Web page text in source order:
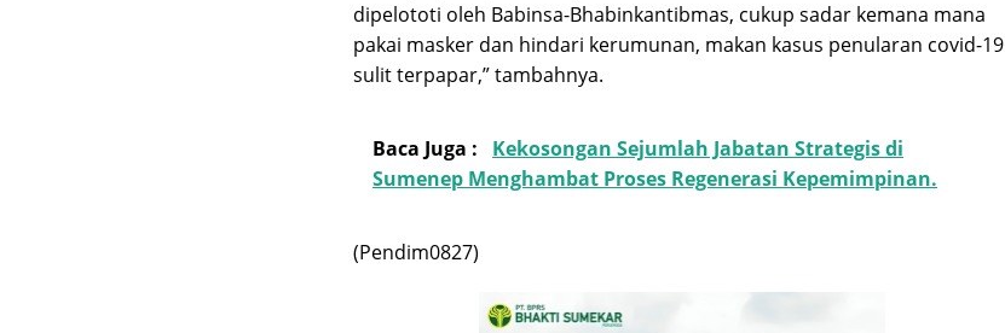
dipelototi oleh Babinsa-Bhabinkantibmas, cukup sadar kemana mana
pakai masker dan hindari kerumunan, makan kasus penularan covid-19
sulit terpapar,” tambahnya.
Baca Juga :
Kekosongan Sejumlah Jabatan Strategis di
Sumenep Menghambat Proses Regenerasi Kepemimpinan.
(Pendim0827)